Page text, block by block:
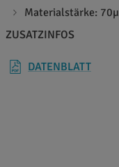
Materialstärke: 70µ
ZUSATZINFOS
DATENBLATT